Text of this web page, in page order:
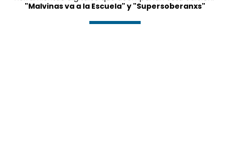
"Malvinas va a la Escuela" y "Supersoberanxs"